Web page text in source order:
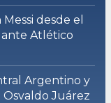
desde el
Atlético
Argentino y
Juárez